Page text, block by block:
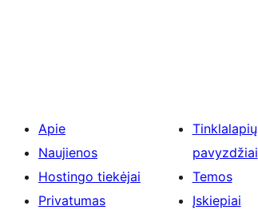
Apie
Naujienos
Hostingo tiekėjai
Privatumas
Tinklalapių
pavyzdžiai
Temos
Įskiepiai